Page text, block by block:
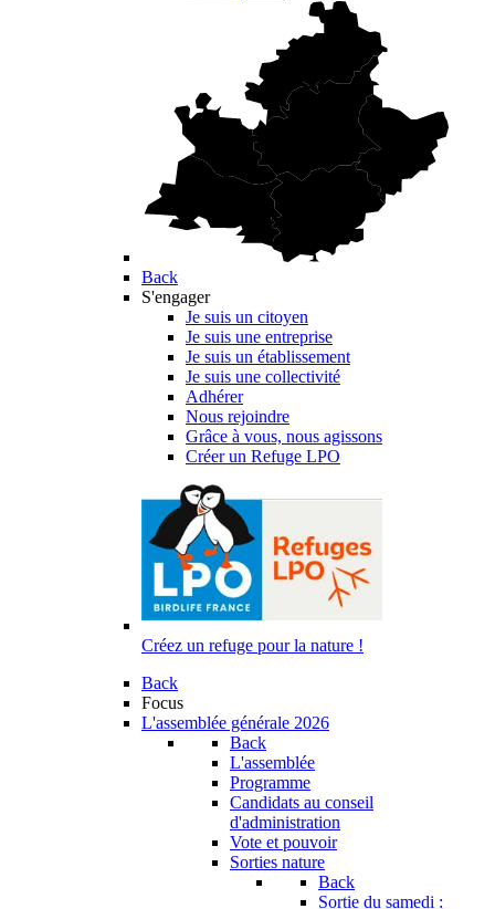
Back
S'engager
Je suis un citoyen
Je suis une entreprise
Je suis un établissement
Je suis une collectivité
Adhérer
Nous rejoindre
Grâce à vous, nous agissons
Créer un Refuge LPO
Créez un refuge pour la nature !
Back
Focus
L'assemblée générale 2026
Back
L'assemblée
Programme
Candidats au conseil
d'administration
Vote et pouvoir
Sorties nature
Back
Sortie du samedi :